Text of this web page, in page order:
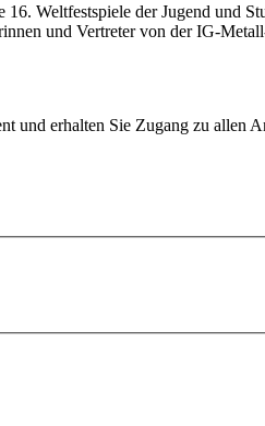
Weltfestspiele der Jugend und
und Vertreter von der IG-
und erhalten Sie Zugang zu allen